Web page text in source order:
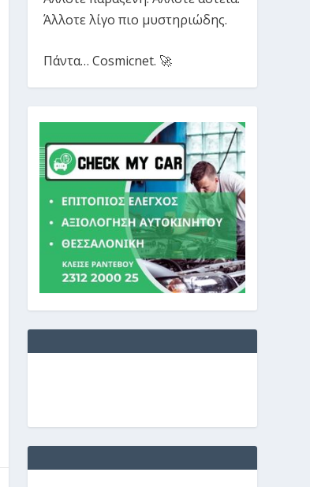
Άλλοτε λίγο πιο μυστηριώδης.
Πάντα… Cosmicnet. 🚀